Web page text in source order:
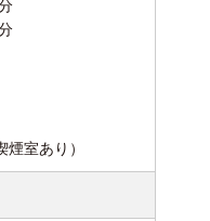
室あり）